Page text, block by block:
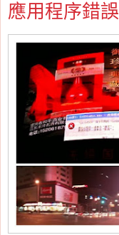
應用程序錯誤